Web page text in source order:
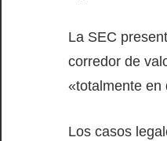
La SEC
corredor de
«totalmente en
Los casos